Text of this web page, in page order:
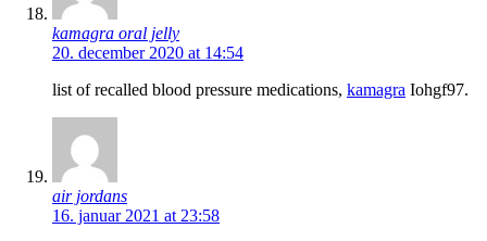
kamagra oral jelly
20. december 2020 at 14:54
list of recalled blood pressure medications, kamagra Iohgf97.
air jordans
16. januar 2021 at 23:58